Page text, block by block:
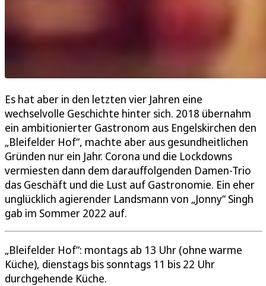
Es hat aber in den letzten vier Jahren eine
wechselvolle Geschichte hinter sich. 2018 übernahm
ein ambitionierter Gastronom aus Engelskirchen den
„Bleifelder Hof“, machte aber aus gesundheitlichen
Gründen nur ein Jahr. Corona und die Lockdowns
vermiesten dann dem darauffolgenden Damen-Trio
das Geschäft und die Lust auf Gastronomie. Ein eher
unglücklich agierender Landsmann von „Jonny“ Singh
gab im Sommer 2022 auf.
„Bleifelder Hof“: montags ab 13 Uhr (ohne warme
Küche), dienstags bis sonntags 11 bis 22 Uhr
durchgehende Küche.